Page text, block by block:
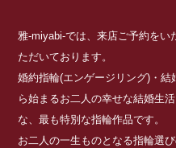
雅-miyabi-では、来店ご予約を
ただいております。
婚約指輪(エンゲージリング)・
ら始まるお二人の幸せな結婚生
な、最も特別な指輪作品です。
お二人の一生ものとなる指輪選